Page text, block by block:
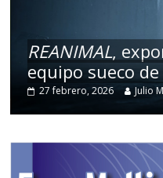
REANIMAL,
equipo sueco
27 febrero, 2026 Julio